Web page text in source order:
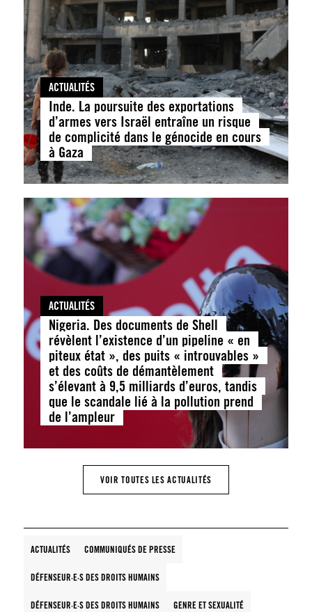
ACTUALITÉS
Inde. La poursuite des exportations
d’armes vers Israël entraîne un risque
de complicité dans le génocide en cours
à Gaza
ACTUALITÉS
Nigeria. Des documents de Shell
révèlent l’existence d’un pipeline « en
piteux état », des puits « introuvables »
et des coûts de démantèlement
s’élevant à 9,5 milliards d’euros, tandis
que le scandale lié à la pollution prend
de l’ampleur
VOIR TOUTES LES ACTUALITÉS
ACTUALITÉS COMMUNIQUÉS DE PRESSE
DÉFENSEUR·E·S DES DROITS HUMAINS
DÉFENSEUR·E·S DES DROITS HUMAINS GENRE ET SEXUALITÉ